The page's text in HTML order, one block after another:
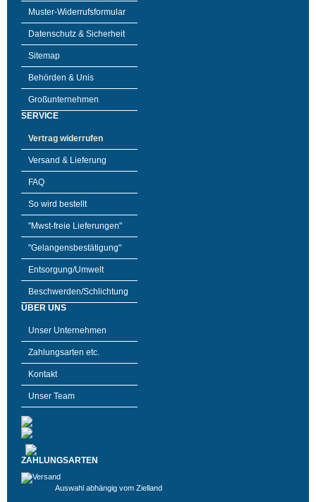
Muster-Widerrufsformular
Datenschutz & Sicherheit
Sitemap
Behörden & Unis
Großunternehmen
SERVICE
Vertrag widerrufen
Versand & Lieferung
FAQ
So wird bestellt
"Mwst-freie Lieferungen"
"Gelangensbestätigung"
Entsorgung/Umwelt
Beschwerden/Schlichtung
ÜBER UNS
Unser Unternehmen
Zahlungsarten etc.
Kontakt
Unser Team
ZAHLUNGSARTEN
Auswahl abhängig vom Zielland